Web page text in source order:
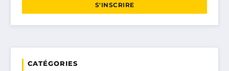
S'INSCRIRE
CATÉGORIES